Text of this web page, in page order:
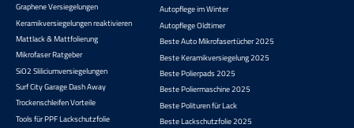
Graphene Versiegelungen
Keramikversiegelungen reaktivieren
Mattlack & Mattfolierung
Mikrofaser Ratgeber
SiO2 Sliliciumversiegelungen
Surf City Garage Dash Away
Trockenschleifen Vorteile
Tools für PPF Lackschutzfolie
Autopflege im Winter
Autopflege Oldtimer
Beste Auto Mikrofasertücher 2025
Beste Keramikversiegelung 2025
Beste Polierpads 2025
Beste Poliermaschine 2025
Beste Polituren für Lack
Beste Lackschutzfolie 2025